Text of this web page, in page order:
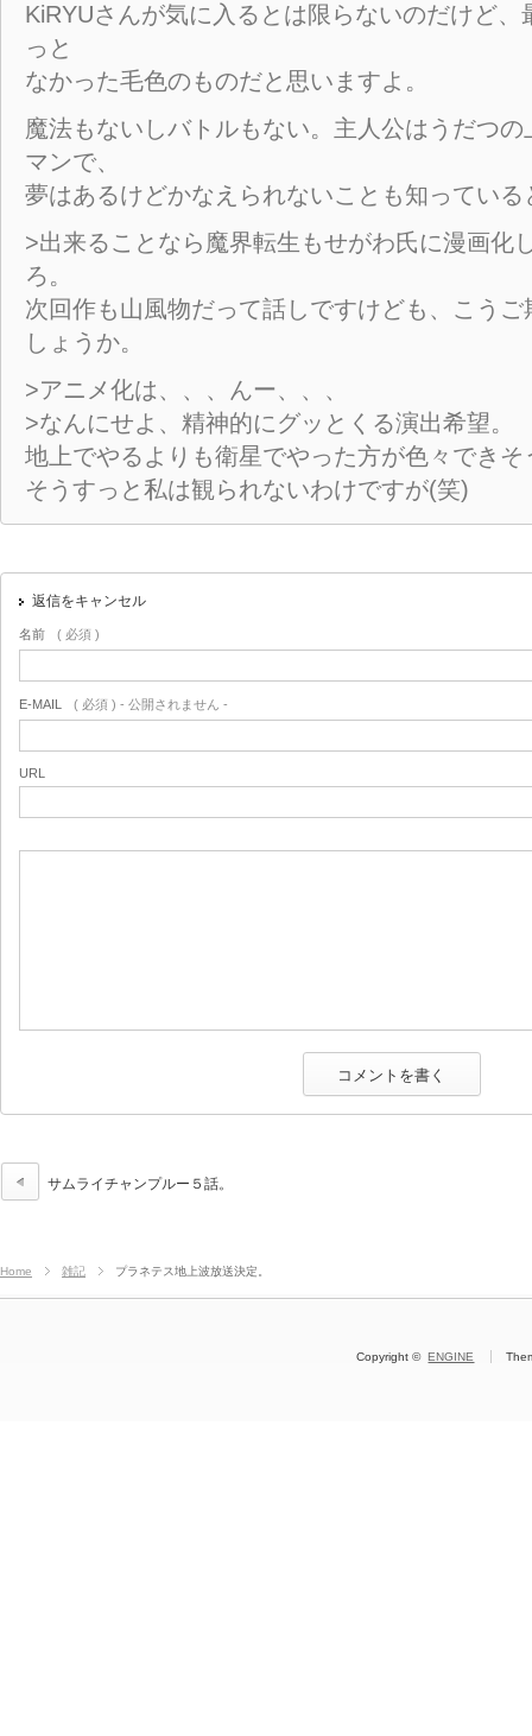
KiRYUさんが気に入るとは限らないのだけど
っと
なかった毛色のものだと思いますよ。
魔法もないしバトルもない。主人公はうだつ
マンで、
夢はあるけどかなえられないことも知っている
>出来ることなら魔界転生もせがわ氏に漫画化
ろ。
次回作も山風物だって話しですけども、こう
しょうか。
>アニメ化は、、、んー、、、
>なんにせよ、精神的にグッとくる演出希望。
地上でやるよりも衛星でやった方が色々できそ
そうすっと私は観られないわけですが(笑)
返信をキャンセル
名前 ( 必須 )
E-MAIL ( 必須 ) - 公開されません -
URL
サムライチャンプルー５話。
Home 雑記 プラネテス地上波放送決定。
Copyright ©ENGINE